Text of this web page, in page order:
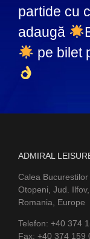
partide cu
adaugă
pe bilet
ADMIRAL
Calea
Otopeni, Jud. Ilfov,
Romania, Europe
Telefon: +40 374
Fax: +40 374 159